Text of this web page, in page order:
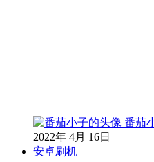
番茄
2022年 4月 16日
安卓刷机